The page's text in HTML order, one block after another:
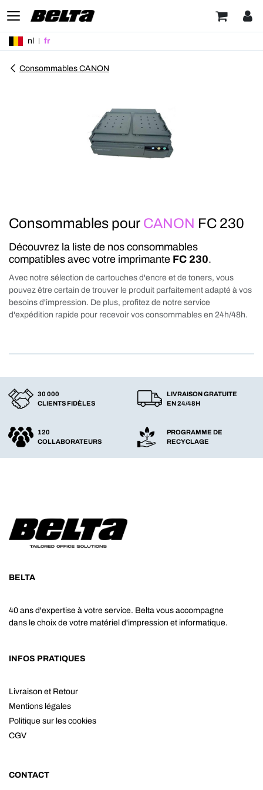
nl fr
Consommables CANON
Consommables pour CANON FC 230
Découvrez la liste de nos consommables
compatibles avec votre imprimante FC 230.
Avec notre sélection de cartouches d'encre et de toners, vous
pouvez être certain de trouver le produit parfaitement adapté à vos
besoins d'impression. De plus, profitez de notre service
d'expédition rapide pour recevoir vos consommables en 24h/48h.
30 000
CLIENTS FIDÈLES
LIVRAISON GRATUITE
EN 24/48H
120
COLLABORATEURS
PROGRAMME DE
RECYCLAGE
BELTA
40 ans d'expertise à votre service. Belta vous accompagne
dans le choix de votre matériel d'impression et informatique.
INFOS PRATIQUES
Livraison et Retour
Mentions légales
Politique sur les cookies
CGV
CONTACT